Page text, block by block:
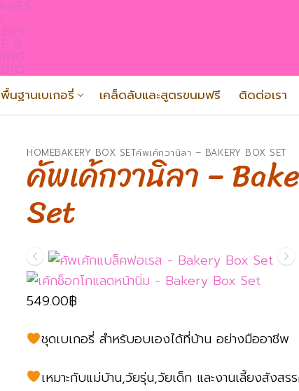
พื้นฐานเบเกอรี่ เคล็ดลับและสูตรขนมฟรี ติดต่อเรา
Search for:
HOMEBAKERY BOX SETคัพเค้กวานิลา – BAKERY BOX SET
คัพเค้กวานิลา –
Set
549.00฿
ชุดเบเกอรี่ สำหรับอบเองได้ที่บ้าน อย่างมืออาชีพ
เหมาะกับแม่บ้าน,วัยรุ่น,วัยเด็ก และงานเลี้ยงสังสร